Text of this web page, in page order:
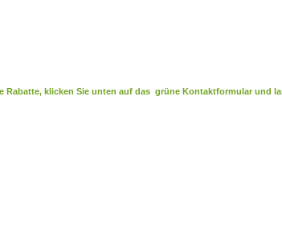
klicken Sie unten auf das grüne Kontaktformular und